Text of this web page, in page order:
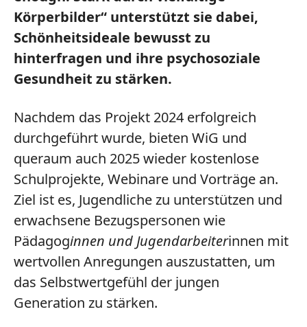
Körperbilder“ unterstützt sie dabei,
Schönheitsideale bewusst zu
hinterfragen und ihre psychosoziale
Gesundheit zu stärken.
Nachdem das Projekt 2024 erfolgreich
durchgeführt wurde, bieten WiG und
queraum auch 2025 wieder kostenlose
Schulprojekte, Webinare und Vorträge an.
Ziel ist es, Jugendliche zu unterstützen und
erwachsene Bezugspersonen wie
Pädagoginnen und Jugendarbeiterinnen mit
wertvollen Anregungen auszustatten, um
das Selbstwertgefühl der jungen
Generation zu stärken.